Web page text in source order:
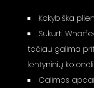
Kokybiška
Sukurti
tačiau galima
lentyninių
Galimos